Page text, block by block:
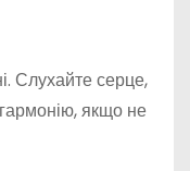
Слухайте серце,
якщо не